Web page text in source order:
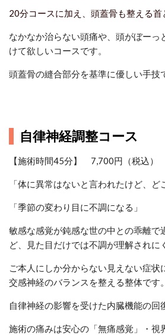
20分コースに加え、頭蓋骨も整える首
なかなか治らない頭痛や、頭がぼーっ
けて欲しいコースです。
頭蓋骨の縫合部分を基準に優しい手技
自律神経調整コース
【施術時間45分】 7,700円（税込）
「体に異常はないと言われたけど、ど
「季節の変わり目に不調になる」
敏感な感覚が鈍感な世の中との乖離で
ど、見た目だけでは不調が理解されに
ご本人にしか分からない見えない症状
交感神経のバランスを整える整体です。
自律神経の影響を受けた内臓機能の回
施術の痛みは安心の「無痛感覚」・視